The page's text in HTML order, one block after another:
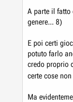
Forse mi
Se fossi un
prezzo di
Non hai
Giorgio for
A parte il fatto
genere... 8)
E poi certi
potuto farlo
credo proprio
certe cose
Ma